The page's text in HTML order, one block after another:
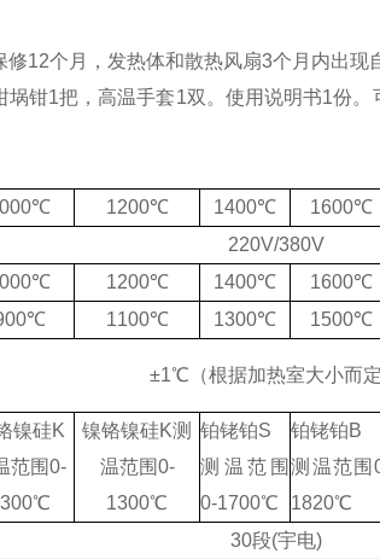
修12个月，发热体和散热风扇3个月内出现
埚钳1把，高温手套1双。使用说明书1份。
1200℃ 1400℃ 1600℃
220V/380V
1200℃ 1400℃ 1600℃
1100℃ 1300℃ 1500℃
±1℃（根据加热室大小而定
镍硅K
范围0-
镍铬镍硅K测
温范围0-
1300℃
铂铑铂S
测温范围
0-1700℃
铂铑铂B
测温范围
1820℃
30段(宇电)